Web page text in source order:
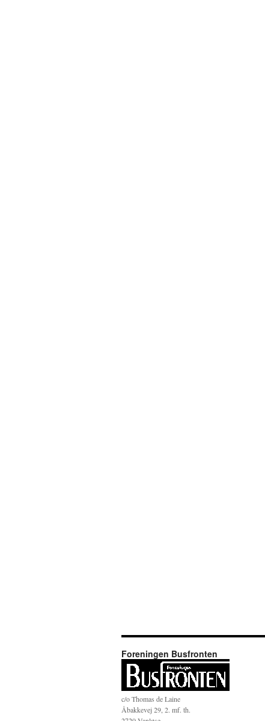
Foreningen Busfronten
c/o Thomas de Laine
Åbakkevej 29, 2. mf. th.